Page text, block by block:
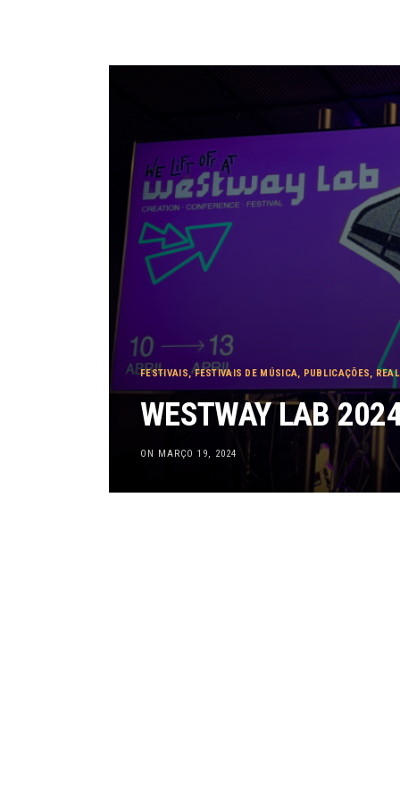
FESTIVAIS,FESTIVAIS DE MÚSICA, PUBLICAÇÕES,
WESTWAY LAB
ON MARÇO 19, 2024